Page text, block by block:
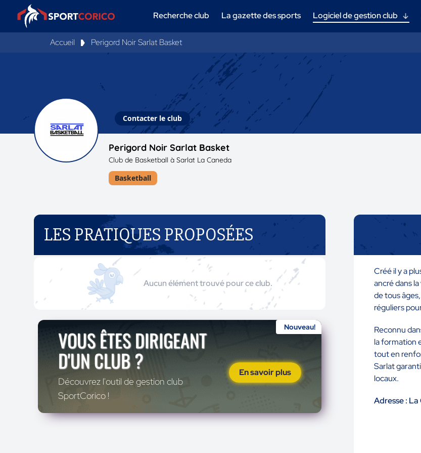
Recherche club La gazette des sports Logiciel de gestion club
Accueil Perigord Noir Sarlat Basket
Contacter le club
Perigord Noir Sarlat Basket
Club de Basketball à Sarlat La Caneda
Basketball
LES PRATIQUES PROPOSÉES
Aucun élément trouvé pour ce club.
Nouveau!
VOUS ÊTES DIRIGEANT
D'UN CLUB ?
Découvrez l'outil de gestion club
SportCorico !
En savoir plus
Créé il y a
ancré dans
de tous
réguliers
Reconnu
la formation
tout en
Sarlat
locaux.
Adresse :